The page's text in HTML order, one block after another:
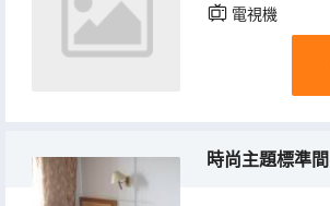
電視機
時尚主題標準間